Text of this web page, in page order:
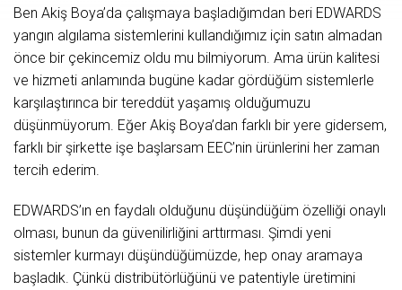
Ben Akiş Boya’da çalışmaya başladığımdan beri EDWARDS
yangın algılama sistemlerini kullandığımız için satın almadan
önce bir çekincemiz oldu mu bilmiyorum. Ama ürün kalitesi
ve hizmeti anlamında bugüne kadar gördüğüm sistemlerle
karşılaştırınca bir tereddüt yaşamış olduğumuzu
düşünmüyorum. Eğer Akiş Boya’dan farklı bir yere gidersem,
farklı bir şirkette işe başlarsam EEC’nin ürünlerini her zaman
tercih ederim.
EDWARDS’ın en faydalı olduğunu düşündüğüm özelliği onaylı
olması, bunun da güvenilirliğini arttırması. Şimdi yeni
sistemler kurmayı düşündüğümüzde, hep onay aramaya
başladık. Çünkü distribütörlüğünü ve patentiyle üretimini